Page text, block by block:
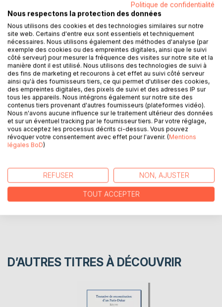
DESCRIPTION
Ces trois aventures d'Albert Tingaud, à la fois commissaire
de police et amateur de Belles Lettres, nous ferons
voyager en province avant de révéler son amour pour
Flaubert et sa passion tardive pour une jeune fille.
AUTEUR(S)
CRITIQUES PRESSE
D’AUTRES TITRES À DÉCOUVRIR
Politique de confidentialité
Nous respectons la protection des données
Nous utilisons des cookies et des technologies similaires sur notre
site web. Certains d'entre eux sont essentiels et techniquement
nécessaires. Nous utilisons également des méthodes d'analyse (par
exemple des cookies ou des empreintes digitales, ainsi que le suivi
côté serveur) pour mesurer la fréquence des visites sur notre site et la
manière dont il est utilisé. Nous utilisons des technologies de suivi à
des fins de marketing et recourons à cet effet au suivi côté serveur
ainsi qu'à des fournisseurs tiers, ce qui permet d'utiliser des cookies,
des empreintes digitales, des pixels de suivi et des adresses IP sur
tous les appareils. Nous intégrons également sur notre site des
contenus tiers provenant d'autres fournisseurs (plateformes vidéo).
Nous n'avons aucune influence sur le traitement ultérieur des données
et sur un éventuel tracking par le fournisseur tiers. Par votre réglage,
vous acceptez les processus décrits ci-dessus. Vous pouvez
révoquer votre consentement avec effet pour l'avenir. (Mentions
légales BoD)
REFUSER NON, AJUSTER
TOUT ACCEPTER